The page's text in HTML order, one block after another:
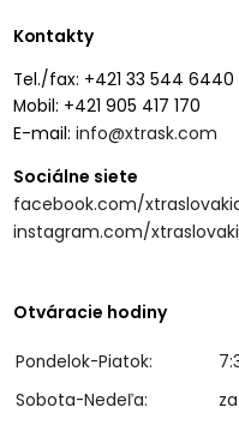
Kontakty
Tel./fax: +421 33 544 6440
Mobil: +421 905 417 170
E-mail:info@xtrask.com
Sociálne siete
facebook.com/
instagram.com/
Otváracie hodiny
Pondelok-Piatok:
Sobota-Nedeľa: